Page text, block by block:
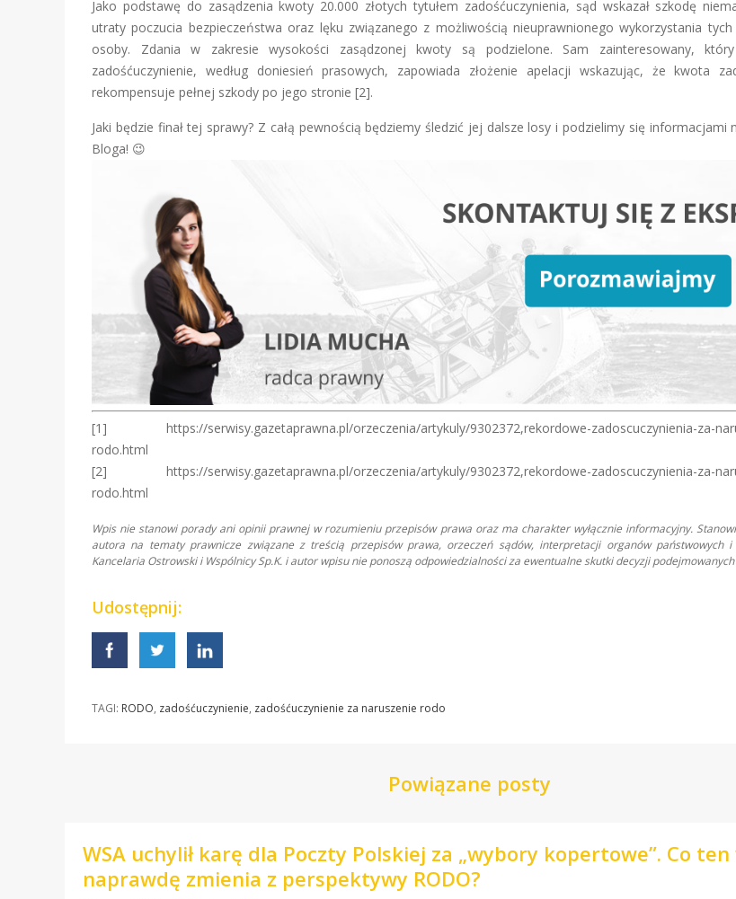
Jako podstawę do zasądzenia kwoty 20.000 złotych tytułem zadośćuczynienia, sąd wskazał szkodę
utraty poczucia bezpieczeństwa oraz lęku związanego z możliwością nieuprawnionego wykorzystania
osoby. Zdania w zakresie wysokości zasądzonej kwoty są podzielone. Sam zainteresowany,
zadośćuczynienie, według doniesień prasowych, zapowiada złożenie apelacji wskazując, że kwota
rekompensuje pełnej szkody po jego stronie [2].
Jaki będzie finał tej sprawy? Z całą pewnością będziemy śledzić jej dalsze losy i podzielimy się informacjami
Bloga! 😉
[1] https://serwisy.gazetaprawna.pl/orzeczenia/artykuly/9302372,rekordowe-zadoscuczynienia-za-
rodo.html
[2] https://serwisy.gazetaprawna.pl/orzeczenia/artykuly/9302372,rekordowe-zadoscuczynienia-za-
rodo.html
Wpis nie stanowi porady ani opinii prawnej w rozumieniu przepisów prawa oraz ma charakter wyłącznie informacyjny.
autora na tematy prawnicze związane z treścią przepisów prawa, orzeczeń sądów, interpretacji organów państwowych i
Kancelaria Ostrowski i Wspólnicy Sp.K. i autor wpisu nie ponoszą odpowiedzialności za ewentualne skutki decyzji
Udostępnij:
TAGI: RODO, zadośćuczynienie, zadośćuczynienie za naruszenie rodo
Powiązane posty
WSA uchylił karę dla Poczty Polskiej za „wybory kopertowe”. Co
naprawdę zmienia z perspektywy RODO?